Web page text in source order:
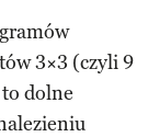
3×3 (czyli 9
dolne